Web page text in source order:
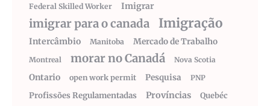
Federal Skilled Worker Imigrar
imigrar para o canada Imigração
Intercâmbio Manitoba Mercado de Trabalho
Montreal morar no Canadá Nova Scotia
Ontario open work permit Pesquisa PNP
Profissões Regulamentadas Províncias
Quebéc